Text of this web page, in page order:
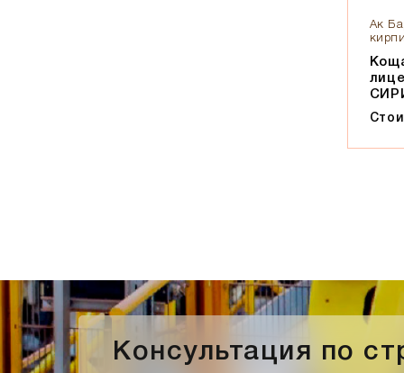
Черно-фиолетовый, бордовый
Черный
Шоколад
Эрланген
Ак
Консультация по